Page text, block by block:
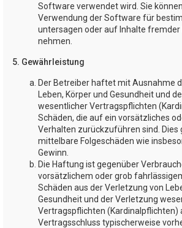
Software verwendet wird. Sie
Verwendung der Software für
untersagen oder auf Inhalte fremder
nehmen.
5. Gewährleistung
Der Betreiber haftet mit Ausnahme
Leben, Körper und Gesundheit und
wesentlicher Vertragspflichten
Schäden, die auf ein vorsätzliches
Verhalten zurückzuführen sind. Dies
mittelbare Folgeschäden wie
Gewinn.
Die Haftung ist gegenüber
vorsätzlichem oder grob
Schäden aus der Verletzung von
Gesundheit und der Verletzung
Vertragspflichten (Kardinalpflichten)
Vertragsschluss typischerweise